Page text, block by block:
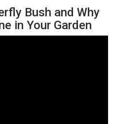
Bush and Why
in Your Garden